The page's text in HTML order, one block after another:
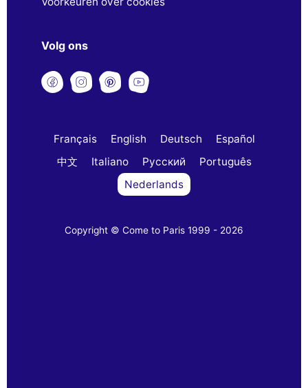
Volg ons
Français English Deutsch
Español
中文
Italiano Русский
Português
Nederlands
Copyright © Come to Paris 1999 - 2026